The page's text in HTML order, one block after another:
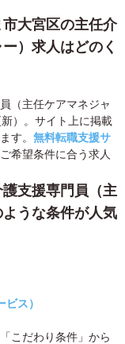
大宮区の主任介
）求人はどのく
（主任ケアマネジャ
）。サイト上に掲載
す。 無料転職支援サ
希望条件に合う求人
支援専門員（主
うな条件が人気
ス）
こだわり条件」から